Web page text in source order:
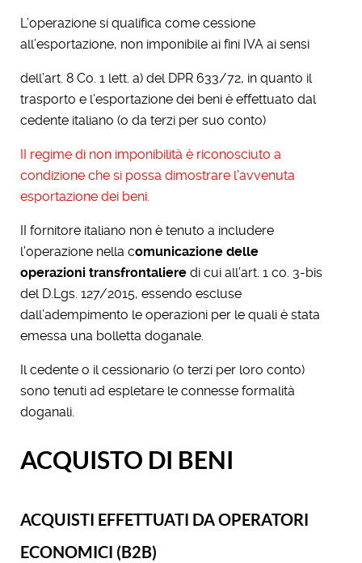
L’operazione si qualifica come cessione
all’esportazione, non imponibile ai fini IVA ai sensi
dell’art. 8 Co. 1 lett. a) del DPR 633/72, in quanto il
trasporto e l’esportazione dei beni è effettuato dal
cedente italiano (o da terzi per suo conto)
II regime di non imponibilità è riconosciuto a
condizione che si possa dimostrare l’avvenuta
esportazione dei beni.
II fornitore italiano non è tenuto a includere
l’operazione nella comunicazione delle
operazioni transfrontaliere di cui all’art. 1 co. 3-bis
del D.Lgs. 127/2015, essendo escluse
dall’adempimento le operazioni per le quali è stata
emessa una bolletta doganale.
Il cedente o il cessionario (o terzi per loro conto)
sono tenuti ad espletare le connesse formalità
doganali.
ACQUISTO DI BENI
ACQUISTI EFFETTUATI DA OPERATORI
ECONOMICI (B2B)